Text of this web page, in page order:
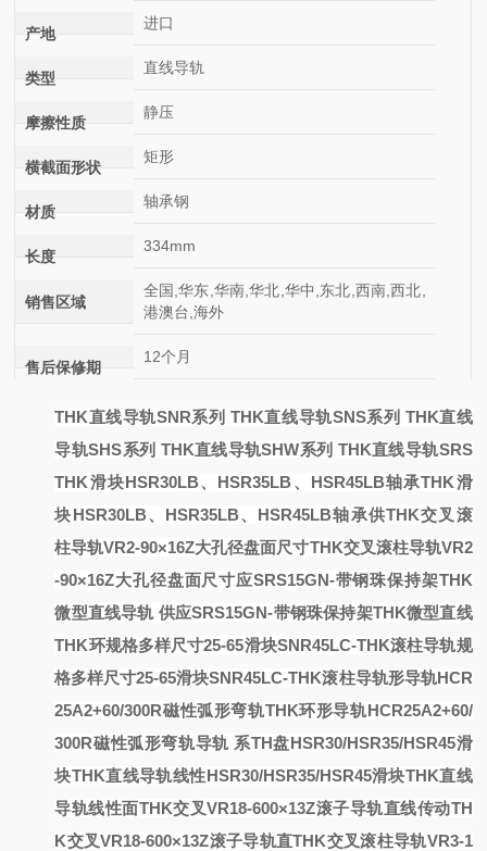
产地
进口
类型
直线导轨
摩擦性质
静压
横截面形状
矩形
材质
轴承钢
长度
334mm
销售区域
全国,华东,华南,华北,华中,东北,西南,西北,
港澳台,海外
售后保修期
12个月
THK直线导轨SNR系列 THK直线导轨SNS系列 THK直线
导轨SHS系列 THK直线导轨SHW系列 THK直线导轨SRS
THK滑块HSR30LB、HSR35LB、HSR45LB轴承THK滑
块HSR30LB、HSR35LB、HSR45LB轴承供THK交叉滚
柱导轨VR2-90×16Z大孔径盘面尺寸THK交叉滚柱导轨VR2
-90×16Z大孔径盘面尺寸应SRS15GN-带钢珠保持架THK
微型直线导轨 供应SRS15GN-带钢珠保持架THK微型直线
THK环规格多样尺寸25-65滑块SNR45LC-THK滚柱导轨规
格多样尺寸25-65滑块SNR45LC-THK滚柱导轨形导轨HCR
25A2+60/300R磁性弧形弯轨THK环形导轨HCR25A2+60/
300R磁性弧形弯轨导轨 系TH盘HSR30/HSR35/HSR45滑
块THK直线导轨线性HSR30/HSR35/HSR45滑块THK直线
导轨线性面THK交叉VR18-600×13Z滚子导轨直线传动TH
K交叉VR18-600×13Z滚子导轨直THK交叉滚柱导轨VR3-1